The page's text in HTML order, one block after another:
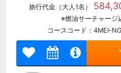
旅行代金（大人1名）
※燃油サーチャージ
コースコード：4MEI-